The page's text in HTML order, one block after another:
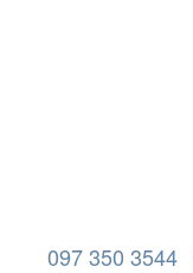
097 350 3544